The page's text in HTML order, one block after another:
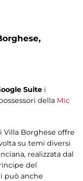
Suite i
della Mic
Villa Borghese offre
su temi diversi
realizzata dal
del
può anche